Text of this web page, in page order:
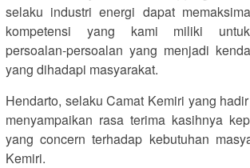
selaku industri energi dapat
kompetensi yang kami miliki untuk
persoalan-persoalan yang menjadi
yang dihadapi masyarakat.
Hendarto, selaku Camat Kemiri yang
menyampaikan rasa terima kasihnya
yang concern terhadap kebutuhan
Kemiri.